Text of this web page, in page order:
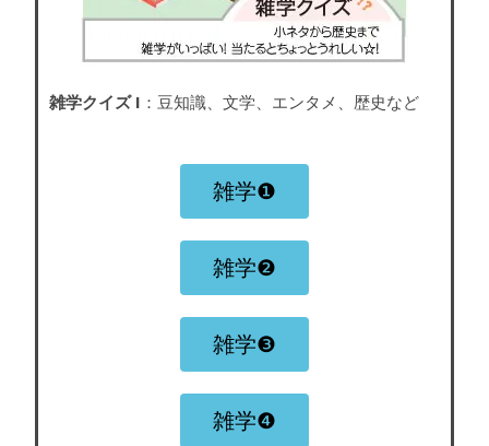
雑学クイズ I ：豆知識、文学、エンタメ、歴史など
雑学❶
雑学❷
雑学❸
雑学❹